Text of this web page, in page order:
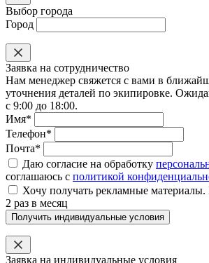
Выбор города
Город
Заявка на сотрудничество
Нам менеджер свяжется с вами в
уточнения деталей по экипировке.
с 9:00 до 18:00.
Имя*
Телефон*
Почта*
Даю согласие на обработку
соглашаюсь с политикой
Хочу получать рекламные материалы.
2 раз в месяц
Получить индивидуальные условия
Заявка на индивидуальные условия